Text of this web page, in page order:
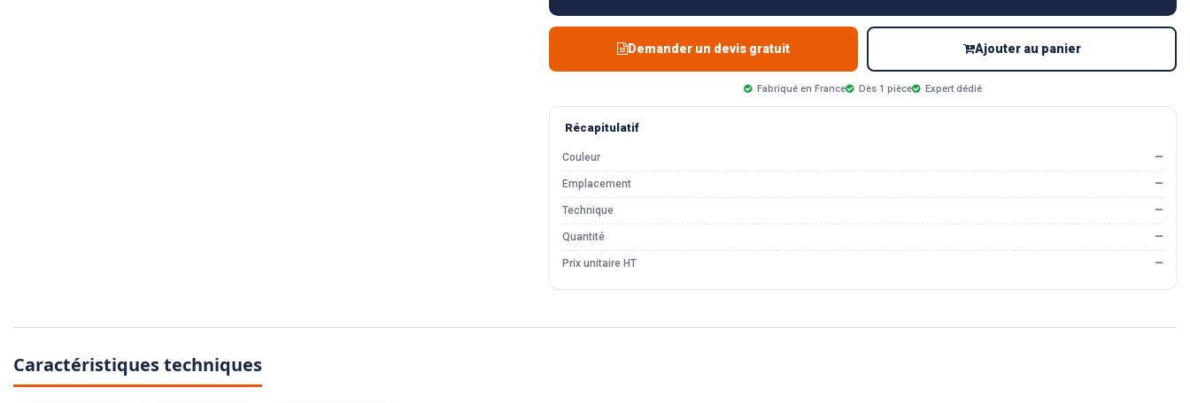
Demander un devis gratuit Ajouter au panier
Fabriqué en France Dès 1 pièce Expert dédié
Récapitulatif
Couleur —
Emplacement —
Technique —
Quantité —
Prix unitaire HT —
Caractéristiques techniques